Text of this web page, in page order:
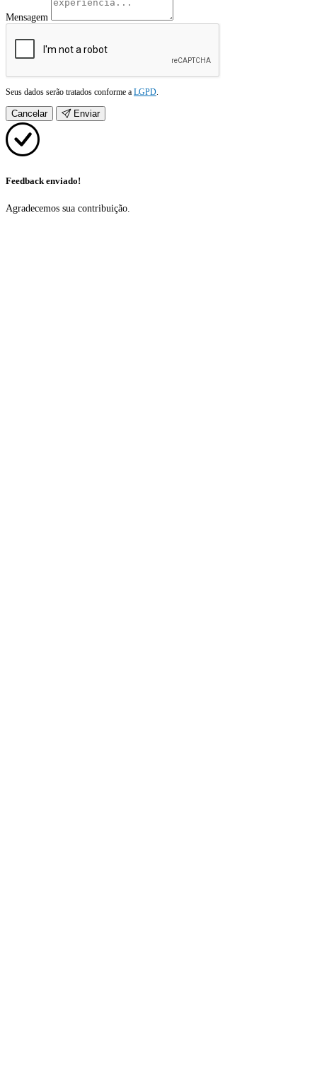
Mensagem
Seus dados serão tratados conforme a LGPD.
Cancelar Enviar
Feedback enviado!
Agradecemos sua contribuição.